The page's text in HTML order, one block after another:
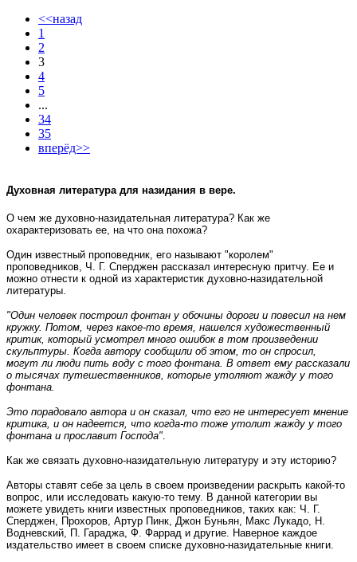
<<назад
1
2
3
4
5
...
34
35
вперёд>>
Духовная литература для назидания в вере.
О чем же духовно-назидательная литература? Как же
охарактеризовать ее, на что она похожа?
Один известный проповедник, его называют "королем"
проповедников, Ч. Г. Сперджен рассказал интересную притчу. Ее и
можно отнести к одной из характеристик духовно-назидательной
литературы.
"Один человек построил фонтан у обочины дороги и повесил на нем
кружку. Потом, через какое-то время, нашелся художественный
критик, который усмотрел много ошибок в том произведении
скульптуры. Когда автору сообщили об этом, то он спросил,
могут ли люди пить воду с того фонтана. В ответ ему рассказали
о тысячах путешественников, которые утоляют жажду у того
фонтана.
Это порадовало автора и он сказал, что его не интересует мнение
критика, и он надеется, что когда-то тоже утолит жажду у того
фонтана и прославит Господа"
Как же связать духовно-назидательную литературу и эту историю?
Авторы ставят себе за цель в своем произведении раскрыть какой-то
вопрос, или исследовать какую-то тему. В данной категории вы
можете увидеть книги известных проповедников, таких как: Ч. Г.
Сперджен, Прохоров, Артур Пинк, Джон Буньян, Макс Лукадо, Н.
Водневский, П. Гараджа, Ф. Фаррад и другие. Наверное каждое
издательство имеет в своем списке духовно-назидательные книги.